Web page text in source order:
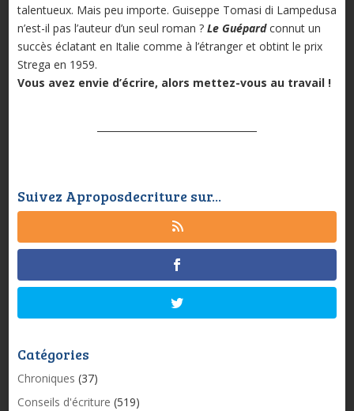
talentueux. Mais peu importe. Guiseppe Tomasi di Lampedusa
n’est-il pas l’auteur d’un seul roman ?Le Guépardconnut un
succès éclatant en Italie comme à l’étranger et obtint le prix
Strega en 1959.
Vous avez envie d’écrire, alors mettez-vous au travail !
Suivez Aproposdecriture sur...
Catégories
Chroniques (37)
Conseils d'écriture (519)